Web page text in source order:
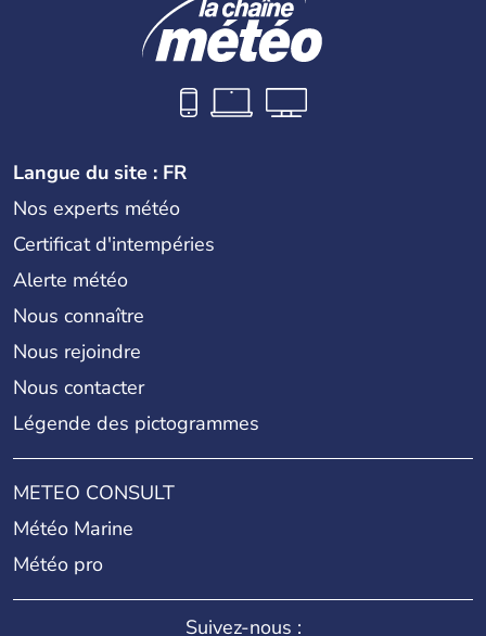
Langue du site : FR
Nos experts météo
Certificat d'intempéries
Alerte météo
Nous connaître
Nous rejoindre
Nous contacter
Légende des pictogrammes
METEO CONSULT
Météo Marine
Météo pro
Suivez-nous :